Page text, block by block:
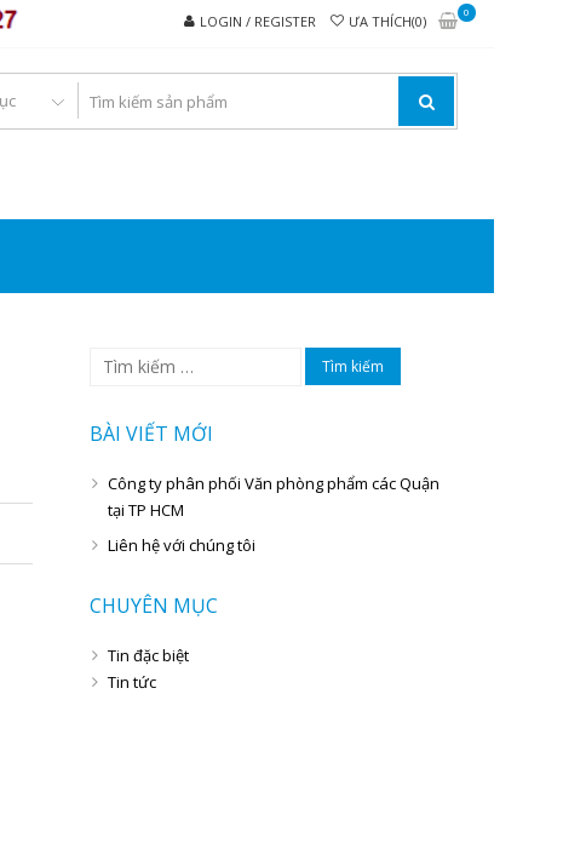
LOGIN / REGISTER ƯA THÍCH(0)
0
Tìm
kiếm
BÀI VIẾT MỚI
Công ty phân phối Văn phòng phẩm các Quận
tại TP HCM
Liên hệ với chúng tôi
CHUYÊN MỤC
Tin đặc biệt
Tin tức